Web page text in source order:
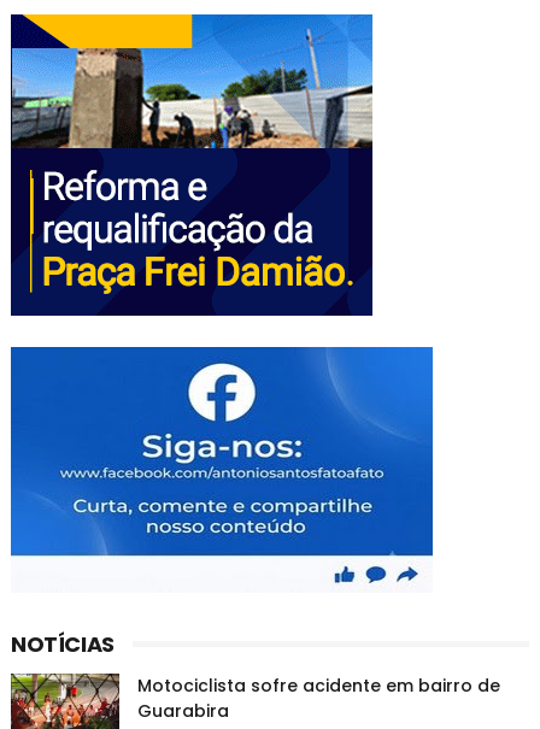
NOTÍCIAS
Motociclista sofre acidente em bairro de
Guarabira